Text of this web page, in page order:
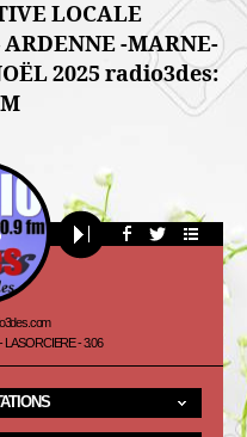
décembre
2025
LOCALE
-MARNE-
2025 radio3des:
LA SORCIERE - 3.06